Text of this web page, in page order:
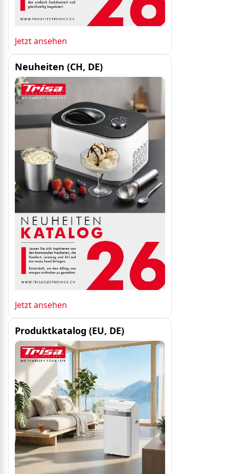
Jetzt ansehen
Neuheiten (CH, DE)
Jetzt ansehen
Produktkatalog (EU, DE)